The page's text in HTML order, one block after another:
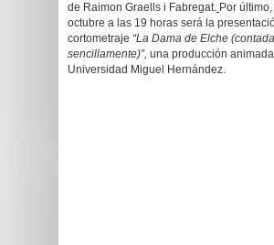
de Raimon Graells i Fabregat. Por
octubre a las 19 horas será la
cortometraje “La Dama de Elche (contada
sencillamente)”, una producción
Universidad Miguel Hernández.